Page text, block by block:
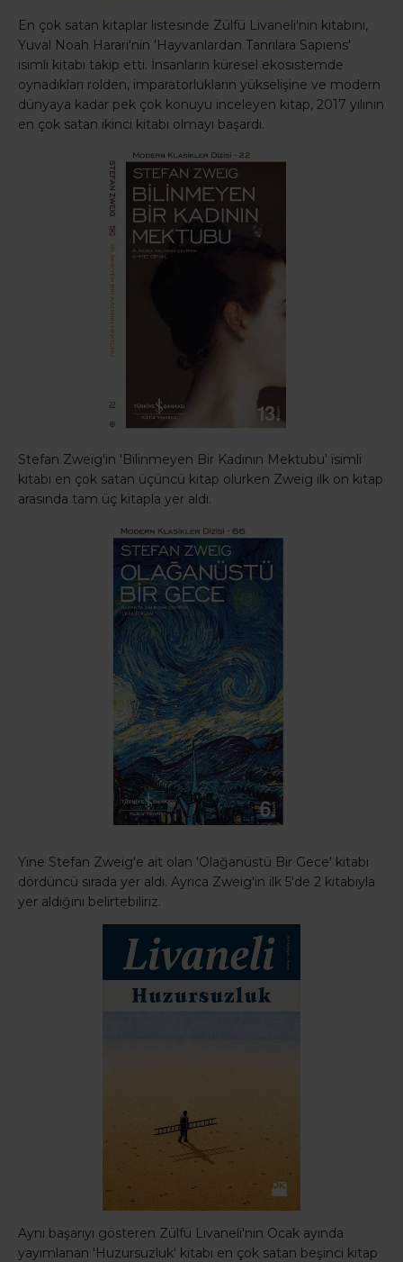
En çok satan kitaplar listesinde Zülfü Livaneli'nin kitabını,
Yuval Noah Harari'nin 'Hayvanlardan Tanrılara Sapıens'
isimli kitabı takip etti. İnsanların küresel ekosistemde
oynadıkları rolden, imparatorlukların yükselişine ve modern
dünyaya kadar pek çok konuyu inceleyen kitap, 2017 yılının
en çok satan ikinci kitabı olmayı başardı.
Stefan Zweig'in 'Bilinmeyen Bir Kadının Mektubu' isimli
kitabı en çok satan üçüncü kitap olurken Zweig ilk on kitap
arasında tam üç kitapla yer aldı.
Yine Stefan Zweig'e ait olan 'Olağanüstü Bir Gece' kitabı
dördüncü sırada yer aldı. Ayrıca Zweig'in ilk 5'de 2 kitabıyla
yer aldığını belirtebiliriz.
Aynı başarıyı gösteren Zülfü Livaneli'nin Ocak ayında
yayımlanan 'Huzursuzluk' kitabı en çok satan beşinci kitap